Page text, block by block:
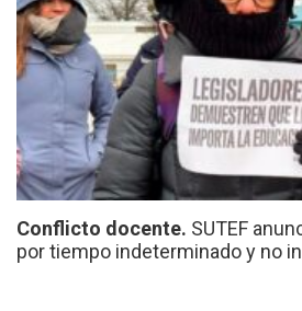
Conflicto docente. SUTEF
por tiempo indeterminado y no